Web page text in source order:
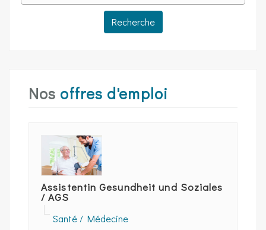
Nos offres d'emploi
Assistentin Gesundheit und Soziales
/ AGS
Santé / Médecine